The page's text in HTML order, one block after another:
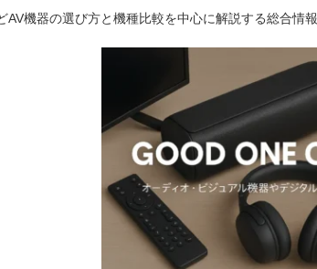
機器の選び方と機種比較を中心に解説する総合情